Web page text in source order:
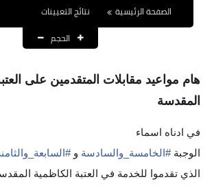
العقود
الرواتب
المنح المالية
الصفحة الرئيسية
نتائج التعيينات
الحجم
هام مواعيد مقابلات المتقدمين على
المقدسة
في ادناه اسماء
الوجبة #الخامسة_والسادسة و
الذي تقدموا للخدمة في العتبة الكاظمية